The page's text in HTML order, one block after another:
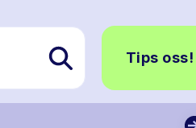
Tips oss!